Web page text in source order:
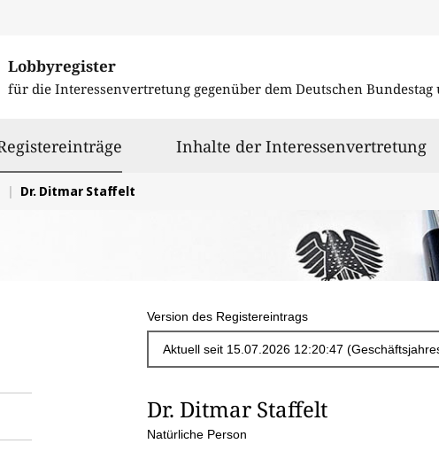
Lobbyregister
für die Interessenvertretung gegenüber dem Deutschen
ausgewähltInhalte der Interessenvertretung
Dr. Ditmar Staffelt
Version des Registereintrags
S
Dr. Ditmar Staffelt
Natürliche Person